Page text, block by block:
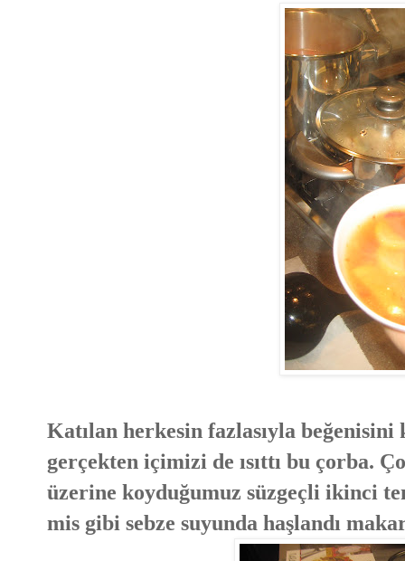
Katılan herkesin fazlasıyla beğenisini
gerçekten içimizi de ısıttı bu çorba.
üzerine koyduğumuz süzgeçli ikinci
mis gibi sebze suyunda haşlandı